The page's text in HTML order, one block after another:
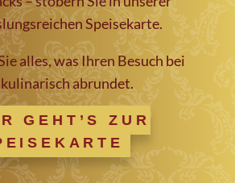
Speisekarte.
alles, was Ihren Besuch bei
abrundet.
GEHT’S ZUR